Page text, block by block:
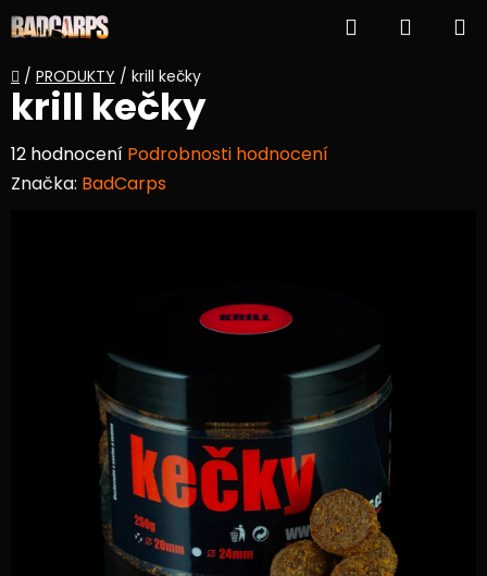
Přejít
na
Hledat
Domů
/ PRODUKTY / krill kečky
krill kečky
Průměrné
hodnocení
12 hodnocení Podrobnosti hodnocení
Značka: BadCarps